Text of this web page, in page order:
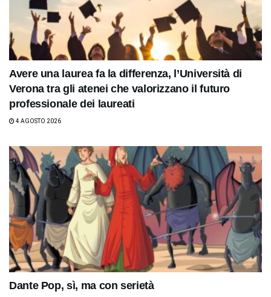
Avere una laurea fa la differenza, l’Università di
Verona tra gli atenei che valorizzano il futuro
professionale dei laureati
4 AGOSTO 2026
Dante Pop, sì, ma con serietà